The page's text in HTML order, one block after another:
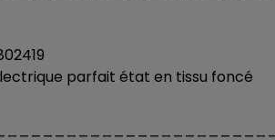
parfait état en tissu foncé